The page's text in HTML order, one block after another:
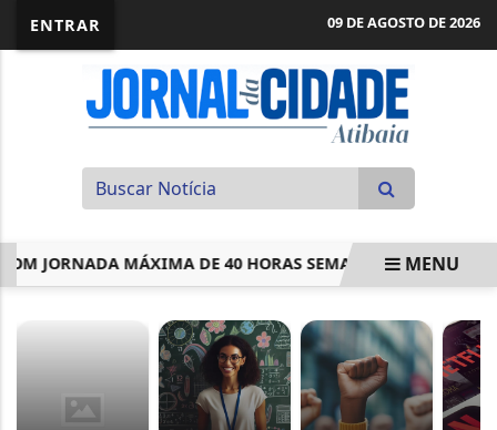
ENTRAR 09 DE AGOSTO DE 2026
JORNADA MÁXIMA DE 40 HORAS SEMANAIS; ACOMPANHE
MENU